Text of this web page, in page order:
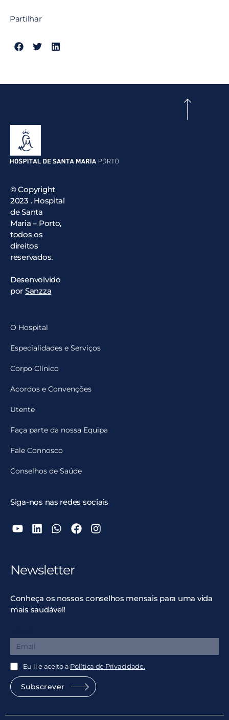
Partilhar
© Copyright
2023 . Hospital
de Santa
Maria – Porto,
todos os
direitos
reservados.
Desenvolvido
por Sanzza
O Hospital
Especialidades e Serviços
Corpo Clínico
Acordos e Convenções
Utente
Faça parte da nossa Equipa
Fale Connosco
Conselhos de Saúde
Siga-nos nas redes sociais
Newsletter
Conheça os nossos conselhos mensais para uma vida
mais saudável!
Eu li e aceito a Política de Privacidade.
Subscrever